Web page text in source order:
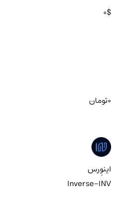
0$
0تومان
اینوِرس
Inverse-INV